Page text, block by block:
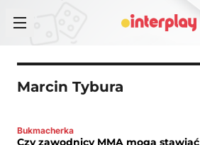
Marcin Tybura
Bukmacherka
Czy zawodnicy MMA mogą stawiać